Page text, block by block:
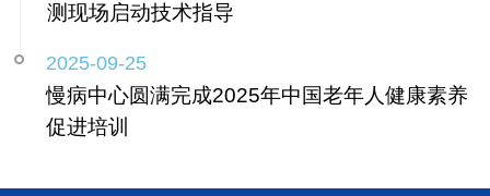
测现场启动技术指导
2025-09-25
慢病中心圆满完成2025年中国老年人健康素养
促进培训